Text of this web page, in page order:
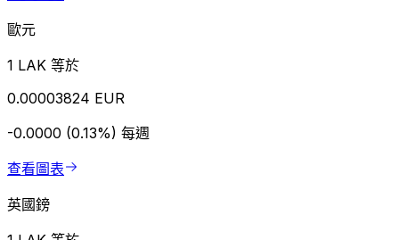
歐元
1 LAK 等於
0.00003824 EUR
-0.0000 (0.13%) 每週
查看圖表
英國鎊